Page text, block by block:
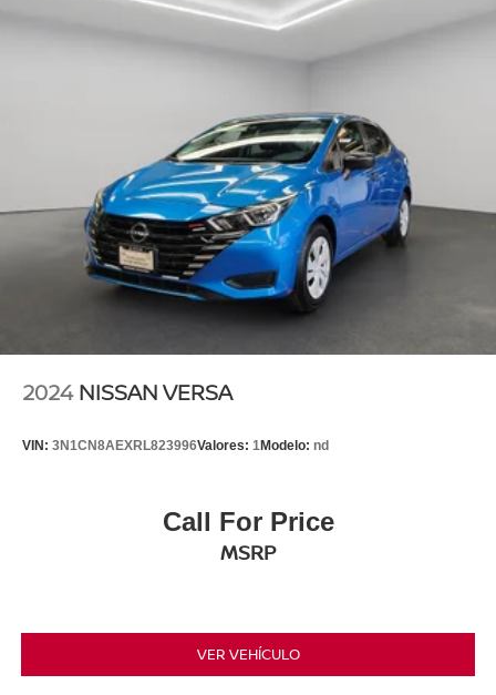
2024 NISSAN VERSA
VIN: 3N1CN8AEXRL823996Valores: 1Modelo: nd
Call For Price
MSRP
VER VEHÍCULO